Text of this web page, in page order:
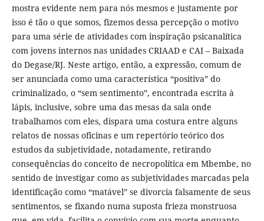
mostra evidente nem para nós mesmos e justamente por
isso é tão o que somos, fizemos dessa percepção o motivo
para uma série de atividades com inspiração psicanalítica
com jovens internos nas unidades CRIAAD e CAI – Baixada
do Degase/RJ. Neste artigo, então, a expressão, comum de
ser anunciada como uma característica “positiva” do
criminalizado, o “sem sentimento”, encontrada escrita à
lápis, inclusive, sobre uma das mesas da sala onde
trabalhamos com eles, dispara uma costura entre alguns
relatos de nossas oficinas e um repertório teórico dos
estudos da subjetividade, notadamente, retirando
consequências do conceito de necropolítica em Mbembe, no
sentido de investigar como as subjetividades marcadas pela
identificação como “matável” se divorcia falsamente de seus
sentimentos, se fixando numa suposta frieza monstruosa